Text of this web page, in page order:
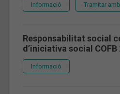
Informació Tramitar
Responsabilitat social
d’iniciativa social COFB
Informació